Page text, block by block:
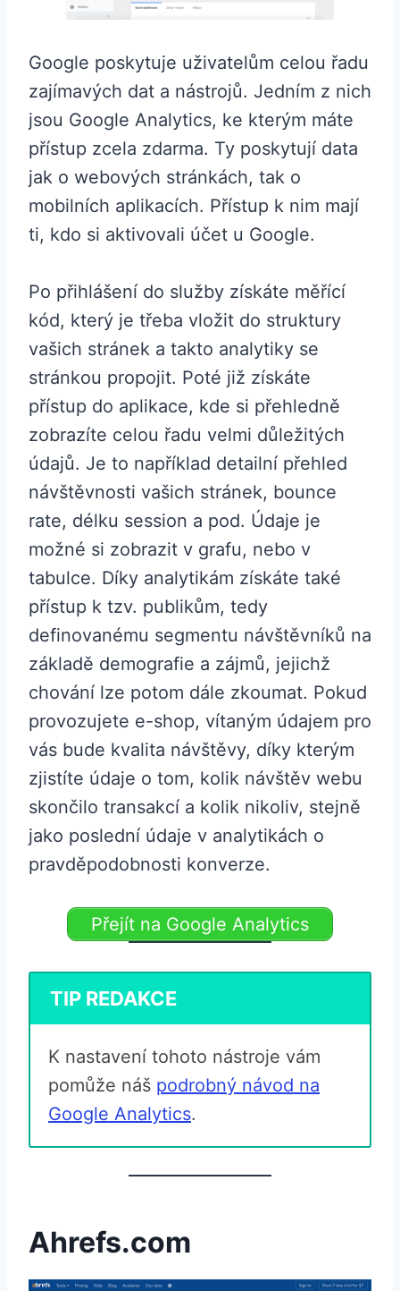
Google poskytuje uživatelům celou řadu
zajímavých dat a nástrojů. Jedním z nich
jsou Google Analytics, ke kterým máte
přístup zcela zdarma. Ty poskytují data
jak o webových stránkách, tak o
mobilních aplikacích. Přístup k nim mají
ti, kdo si aktivovali účet u Google.
Po přihlášení do služby získáte měřící
kód, který je třeba vložit do struktury
vašich stránek a takto analytiky se
stránkou propojit. Poté již získáte
přístup do aplikace, kde si přehledně
zobrazíte celou řadu velmi důležitých
údajů. Je to například detailní přehled
návštěvnosti vašich stránek, bounce
rate, délku session a pod. Údaje je
možné si zobrazit v grafu, nebo v
tabulce. Díky analytikám získáte také
přístup k tzv. publikům, tedy
definovanému segmentu návštěvníků na
základě demografie a zájmů, jejichž
chování lze potom dále zkoumat. Pokud
provozujete e-shop, vítaným údajem pro
vás bude kvalita návštěvy, díky kterým
zjistíte údaje o tom, kolik návštěv webu
skončilo transakcí a kolik nikoliv, stejně
jako poslední údaje v analytikách o
pravděpodobnosti konverze.
Přejít na Google Analytics
TIP REDAKCE
K nastavení tohoto nástroje vám
pomůže náš podrobný návod na
Google Analytics.
Ahrefs.com